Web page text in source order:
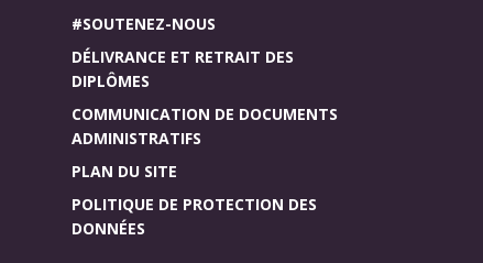
#SOUTENEZ-NOUS
DÉLIVRANCE ET RETRAIT DES
DIPLÔMES
COMMUNICATION DE DOCUMENTS
ADMINISTRATIFS
PLAN DU SITE
POLITIQUE DE PROTECTION DES
DONNÉES